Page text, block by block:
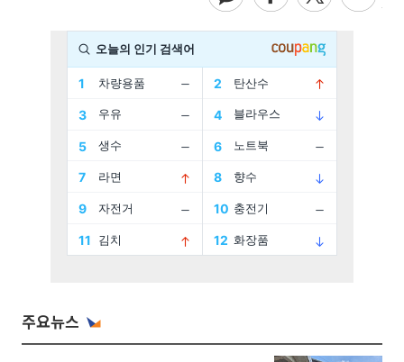
주요뉴스